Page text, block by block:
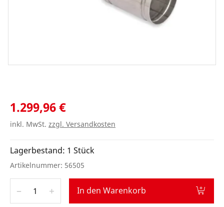
1.299,96 €
inkl. MwSt. zzgl. Versandkosten
Lagerbestand: 1 Stück
Artikelnummer: 56505
– + In den Warenkorb